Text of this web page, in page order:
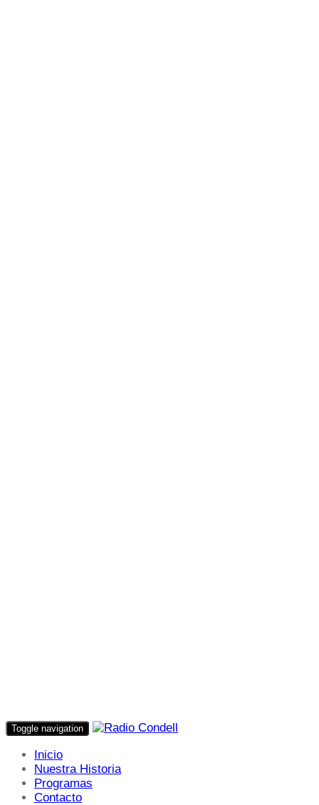
Toggle navigation
Inicio
Nuestra Historia
Programas
Contacto